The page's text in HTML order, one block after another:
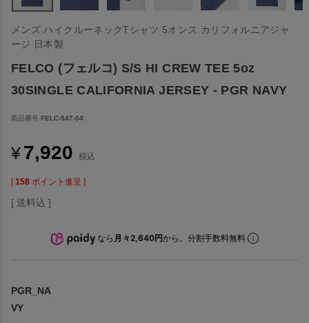
メンズ ハイクルーネックTシャツ 5オンス カリフォルニアジャ
ージ 日本製
FELCO (フェルコ) S/S HI CREW TEE 5oz
30SINGLE CALIFORNIA JERSEY - PGR NAVY
商品番号 FELC-547-04
¥7,920 税込
[ 158 ポイント進呈 ]
送料込
なら 月々2,640円から。分割手数料無料
PGR_NA
VY